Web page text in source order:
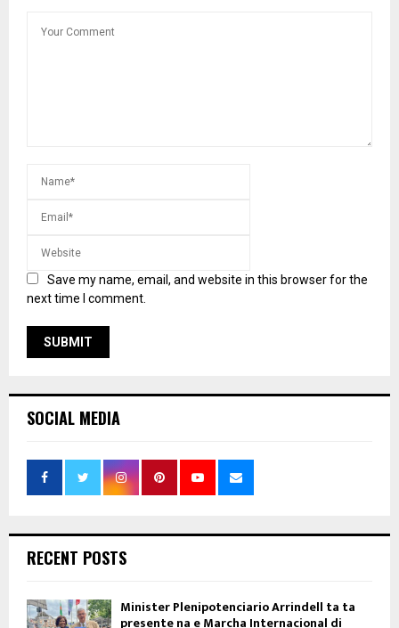
Save my name, email, and website in this browser for the
next time I comment.
SOCIAL MEDIA
RECENT POSTS
Minister Plenipotenciario Arrindell ta ta
presente na e Marcha Internacional di